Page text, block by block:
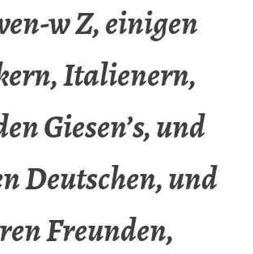
w Z, einigen
Italienern,
Giesen’s, und
Deutschen, und
Freunden,